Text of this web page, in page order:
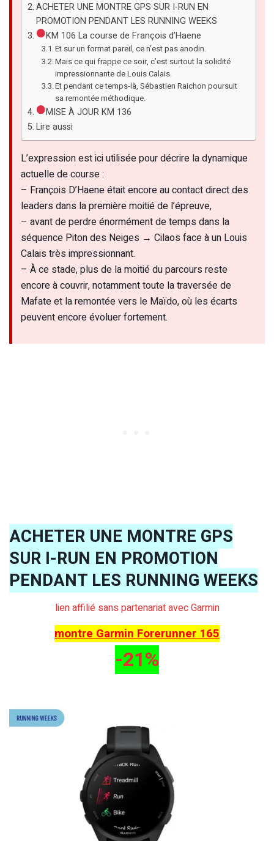
ACHETER UNE MONTRE GPS SUR I-RUN EN
PROMOTION PENDANT LES RUNNING WEEKS
KM 106 La course de François d’Haene
Et sur un format pareil, ce n’est pas anodin.
Mais ce qui frappe ce soir, c’est surtout la solidité
impressionnante de Louis Calais.
Et pendant ce temps-là, Sébastien Raichon poursuit
sa remontée méthodique.
MISE À JOUR KM 136
Lire aussi
L’expression est ici utilisée pour décrire la dynamique
actuelle de course :
– François D’Haene était encore au contact direct des
leaders dans la première moitié de l’épreuve,
– avant de perdre énormément de temps dans la
séquence Piton des Neiges → Cilaos face à un Louis
Calais très impressionnant.
– À ce stade, plus de la moitié du parcours reste
encore à couvrir, notamment toute la traversée de
Mafate et la remontée vers le Maïdo, où les écarts
peuvent encore évoluer fortement.
ACHETER UNE MONTRE GPS
SUR I-RUN EN PROMOTION
PENDANT LES RUNNING WEEKS
lien affilié sans partenariat avec Garmin
montre Garmin Forerunner 165
-21%